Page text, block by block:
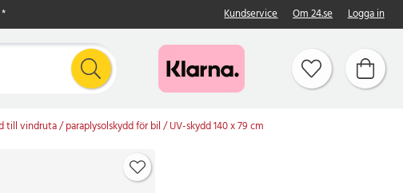
Kundservice Om 24.se Logga in
till vindruta / paraplysolskydd för bil / UV-skydd 140 x 79 cm